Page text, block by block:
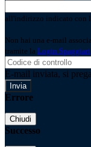
all'indirizzo indicato con
Non hai una e-mail
tramite la Login Spaggiari
E-mail inviata, si
Errore
Chiudi
Successo